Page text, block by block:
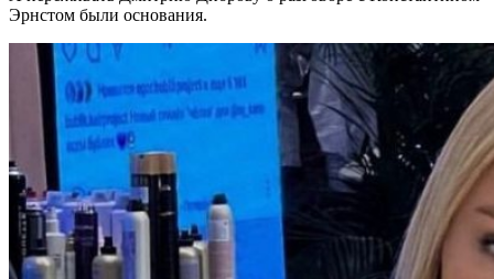
Эрнстом были основания.